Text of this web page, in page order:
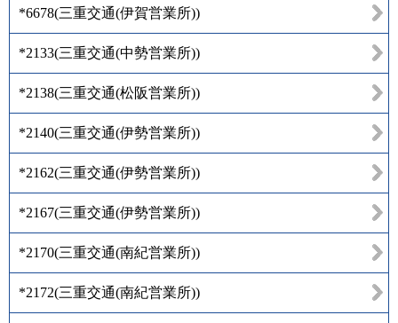
*6678(三重交通(伊賀営業所))
*2133(三重交通(中勢営業所))
*2138(三重交通(松阪営業所))
*2140(三重交通(伊勢営業所))
*2162(三重交通(伊勢営業所))
*2167(三重交通(伊勢営業所))
*2170(三重交通(南紀営業所))
*2172(三重交通(南紀営業所))